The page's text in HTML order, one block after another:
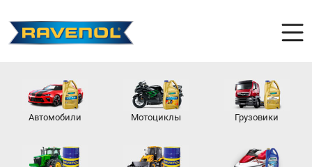
Автомобили Мотоциклы Грузовики